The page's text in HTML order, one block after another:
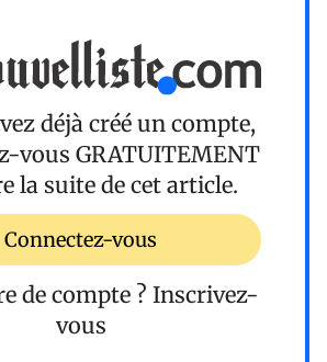
déjà créé un compte,
vous GRATUITEMENT
la suite de cet article.
Connectez-vous
de compte ? Inscrivez-
vous